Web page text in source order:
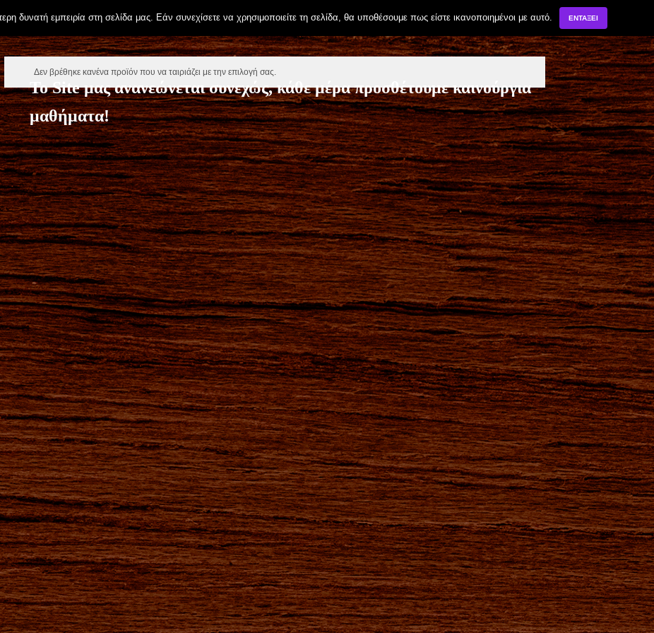
Αρχική σελίδα » Mp3 για εξάσκηση
Δεν βρέθηκε κανένα προϊόν που να ταιριάζει με την επιλογή σας.
δυνατή εμπειρία στη σελίδα μας. Εάν συνεχίσετε να χρησιμοποιείτε τη σελίδα, θα υποθέσουμε πως είστε ικανοποιημένοι με αυτό. ΕΝΤΆΞΕΙ